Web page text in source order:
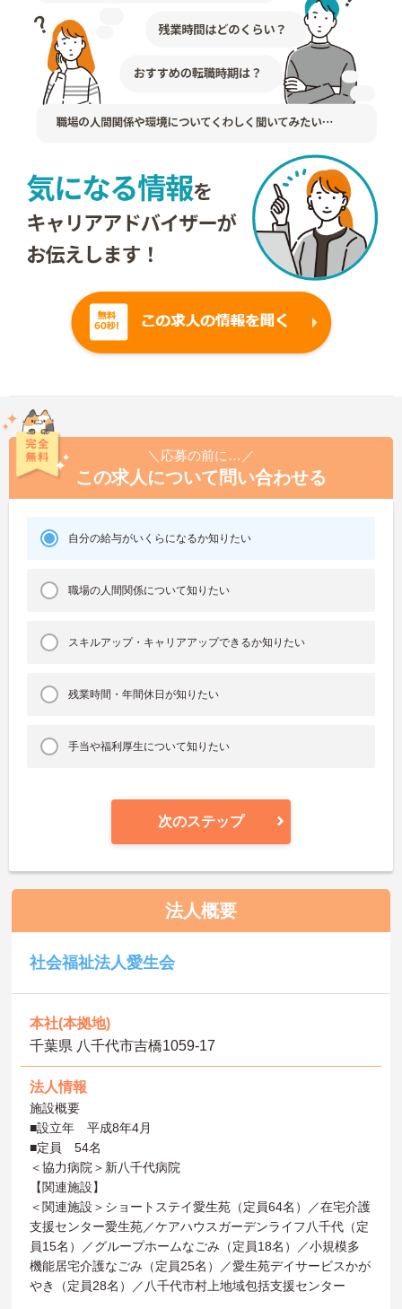
＼応募の前に…／
この求人について問い合わせる
自分の給与がいくらになるか知りたい
職場の人間関係について知りたい
スキルアップ・キャリアアップできるか知りたい
残業時間・年間休日が知りたい
手当や福利厚生について知りたい
次のステップ
法人概要
社会福祉法人愛生会
本社(本拠地)
千葉県 八千代市吉橋1059-17
法人情報
施設概要
■設立年 平成8年4月
■定員 54名
＜協力病院＞新八千代病院
【関連施設】
＜関連施設＞ショートステイ愛生苑（定員64名）／在宅介護
支援センター愛生苑／ケアハウスガーデンライフ八千代（定
員15名）／グループホームなごみ（定員18名）／小規模多
機能居宅介護なごみ（定員25名）／愛生苑デイサービスかが
やき（定員28名）／八千代市村上地域包括支援センター